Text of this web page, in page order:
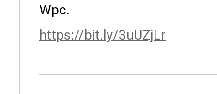
Wpc.
https://bit.ly/3uUZjLr